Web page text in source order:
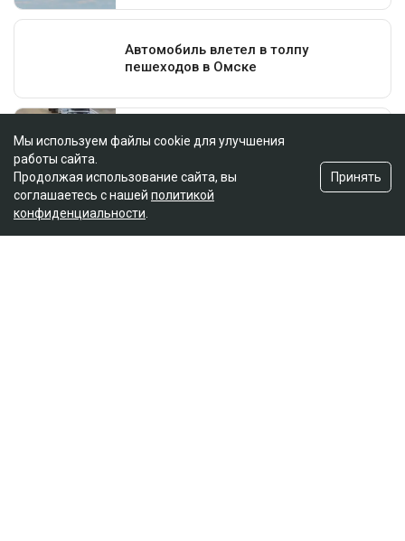
Мы используем файлы cookie для улучшения
работы сайта.
Продолжая использование сайта, вы
соглашаетесь с нашей политикой
конфиденциальности
Принять